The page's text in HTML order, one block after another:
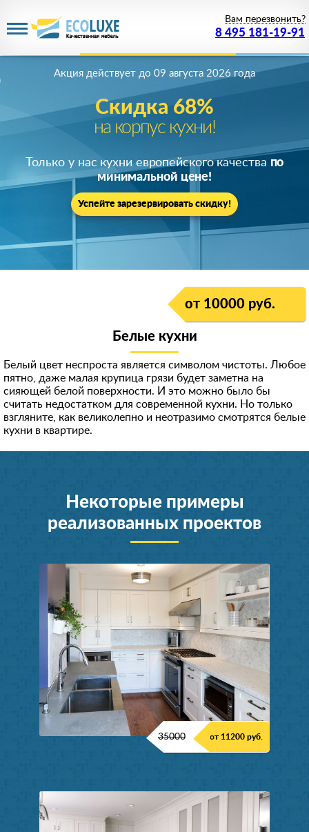
8 495 181-19-91
Вам перезвонить?
Скидка 68%
на корпус кухни!
Акция действует до 09 августа 2026 года
Только у нас кухни европейского качества по
минимальной цене!
Успейте зарезервировать скидку!
от 10000 руб.
Белые кухни
Белый цвет неспроста является символом чистоты. Любое
пятно, даже малая крупица грязи будет заметна на
сияющей белой поверхности. И это можно было бы
считать недостатком для современной кухни. Но только
взгляните, как великолепно и неотразимо смотрятся белые
кухни в квартире.
Некоторые примеры
реализованных проектов
35000 от 11200 руб.